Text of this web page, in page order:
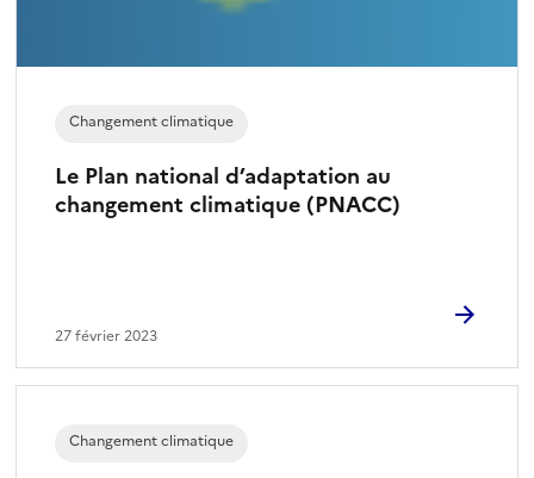
Le Plan national d’adaptation au
changement climatique (PNACC)
Changement climatique
27 février 2023
Changement climatique